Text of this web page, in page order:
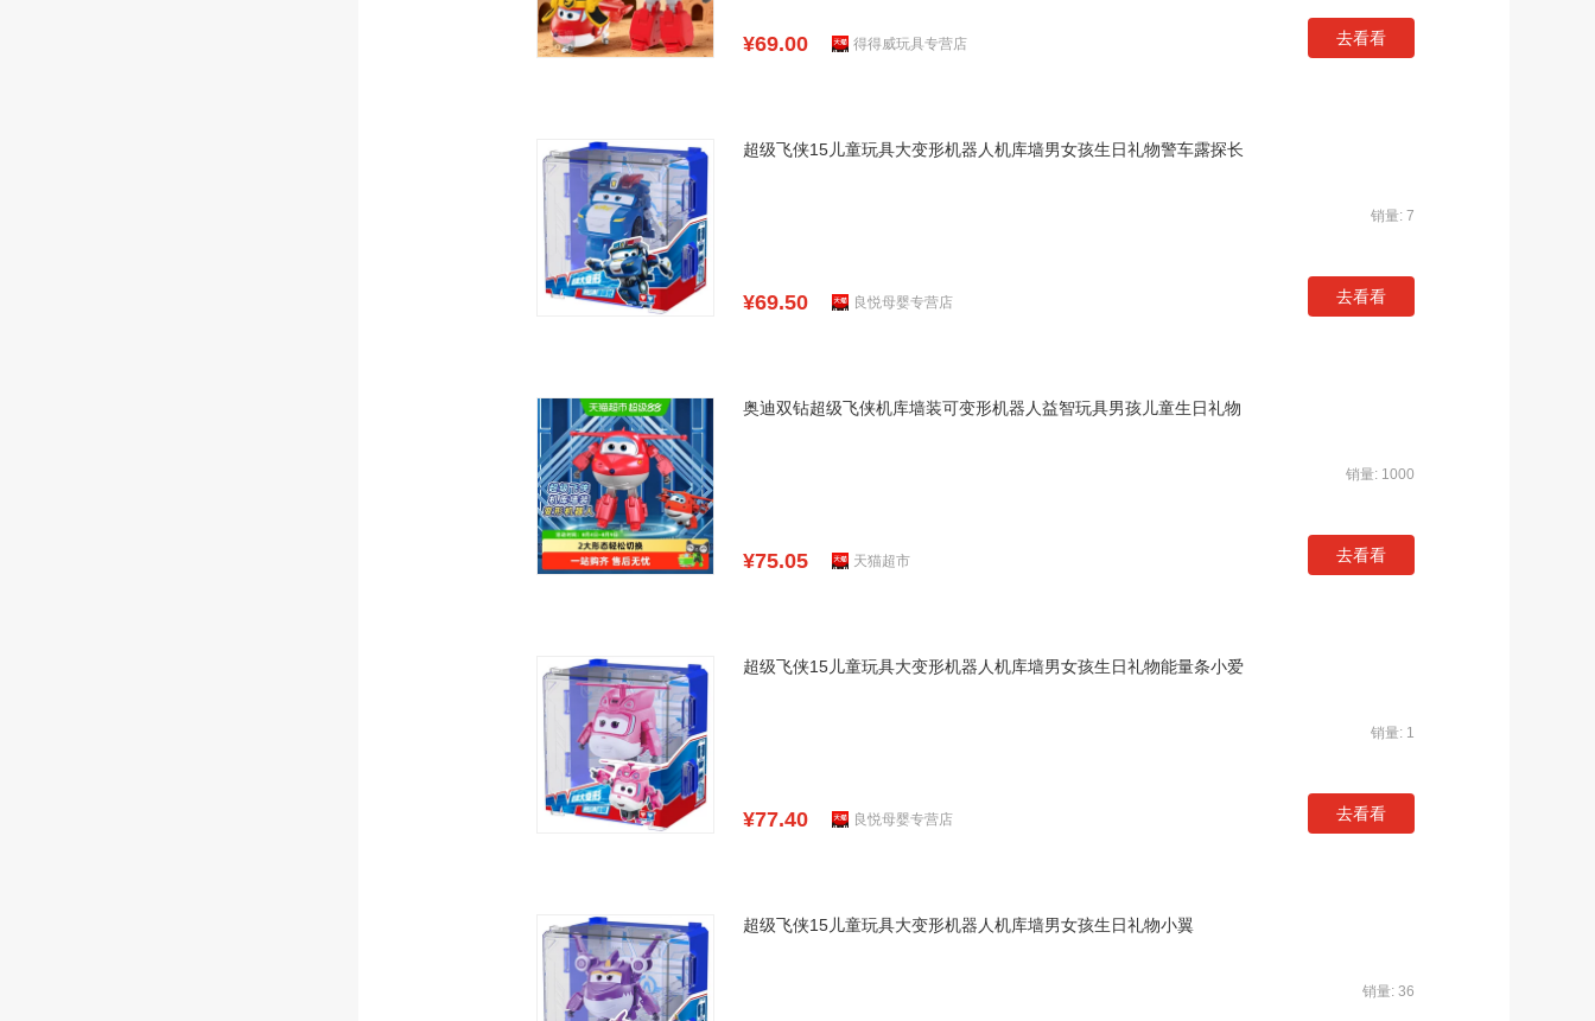
¥69.00 得得威玩具专营店 去看看
超级飞侠15儿童玩具大变形机器人机库墙男女孩生日礼物警车露探长
销量: 7
¥69.50 良悦母婴专营店 去看看
奥迪双钻超级飞侠机库墙装可变形机器人益智玩具男孩儿童生日礼物
销量: 1000
¥75.05 天猫超市 去看看
超级飞侠15儿童玩具大变形机器人机库墙男女孩生日礼物能量条小爱
销量: 1
¥77.40 良悦母婴专营店 去看看
超级飞侠15儿童玩具大变形机器人机库墙男女孩生日礼物小翼
销量: 36